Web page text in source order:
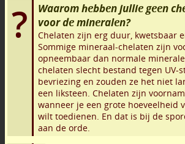
Waarom hebben jullie geen
voor de mineralen?
Chelaten zijn erg duur, kwetsbaar
Sommige mineraal-chelaten zijn
opneembaar dan normale
chelaten slecht bestand tegen UV-
bevriezing en zouden ze het niet
een liksteen. Chelaten zijn
wanneer je een grote hoeveelheid
wilt toedienen. En dat is bij de
aan de orde.